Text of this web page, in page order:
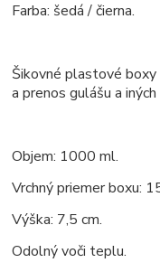
Farba: šedá / čierna.
Šikovné plastové boxy
a prenos gulášu a
Objem: 1000 ml.
Vrchný priemer boxu:
Výška: 7,5 cm.
Odolný voči teplu.